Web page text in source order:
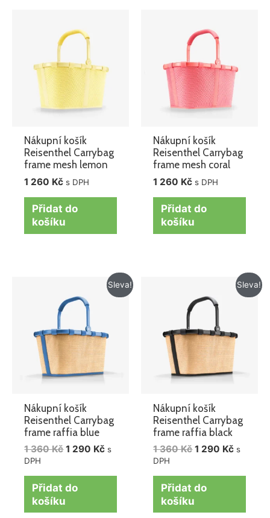
Nákupní košík
Reisenthel Carrybag
frame mesh lemon
1 260 Kč s DPH
Přidat do
košíku
Nákupní košík
Reisenthel Carrybag
frame mesh coral
1 260 Kč s DPH
Přidat do
košíku
Sleva!
Nákupní košík
Reisenthel Carrybag
frame raffia blue
1 360Kč
cena
byla:
360 Kč.
1 290 Kč
Aktuální
cena
s
DPH
Přidat do
košíku
Sleva!
Nákupní košík
Reisenthel Carrybag
frame raffia black
1 360Kč
cena
byla:
360 Kč.
1 290 Kč
cena
s
DPH
Přidat do
košíku